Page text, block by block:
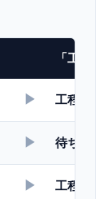
「工程別
▶ 工程別の
▶ 待ち時間
▶ 工程別実